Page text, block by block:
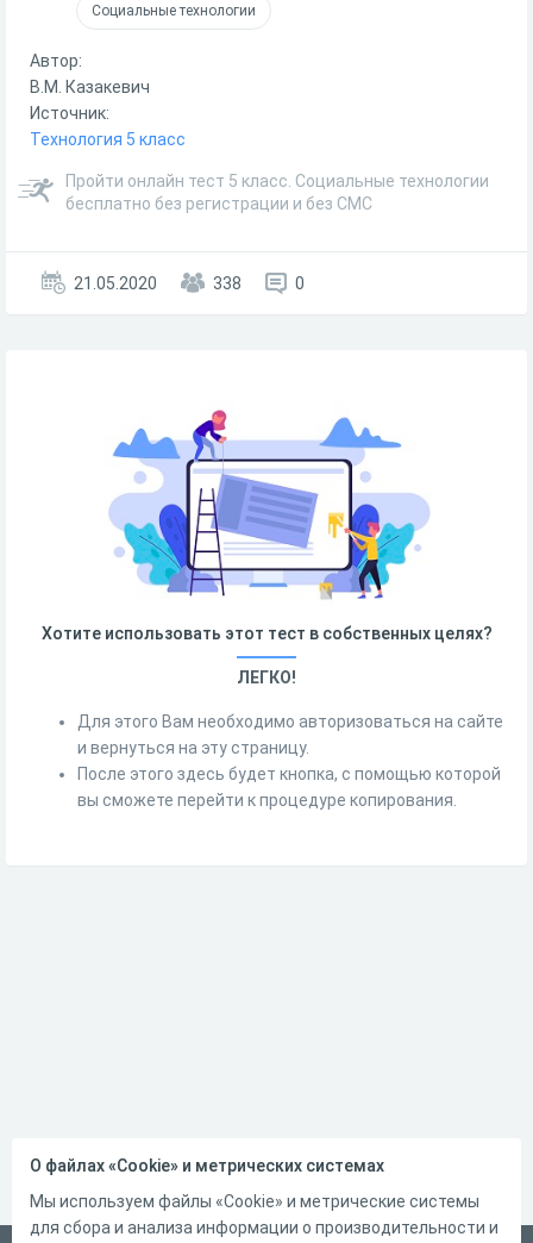
Социальные технологии
Автор:
В.М. Казакевич
Источник:
Технология 5 класс
Пройти онлайн тест 5 класс. Социальные технологии
бесплатно без регистрации и без СМС
21.05.2020 338 0
Хотите использовать этот тест в собственных целях?
ЛЕГКО!
Для этого Вам необходимо авторизоваться на сайте
и вернуться на эту страницу.
После этого здесь будет кнопка, с помощью которой
вы сможете перейти к процедуре копирования.
О файлах «Cookie» и метрических системах
Мы используем файлы «Cookie» и метрические системы
для сбора и анализа информации о производительности и